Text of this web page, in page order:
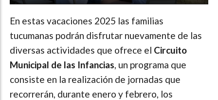
En estas vacaciones 2025 las familias
tucumanas podrán disfrutar nuevamente de las
diversas actividades que ofrece el Circuito
Municipal de las Infancias, un programa que
consiste en la realización de jornadas que
recorrerán, durante enero y febrero, los